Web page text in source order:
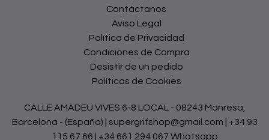
Contáctanos
Aviso Legal
Política de Privacidad
Condiciones de Compra
Desistir de un pedido
Políticas de Cookies
CALLE AMADEU VIVES 6-8 LOCAL - 08243 Manresa,
Barcelona - (España) | supergrifshop@gmail.com | +34 93
115 67 66
+34 661 294 067 Whatsapp